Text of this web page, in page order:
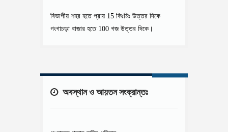
বিভাগীয় শহর হতে প্রায় 15 কিঃমিঃ উত্তর দিকে
গংগাচড়া বাজার হতে 100 গজ উত্তর দিকে।
অবস্থান ও আয়তন সংক্রান্তঃ